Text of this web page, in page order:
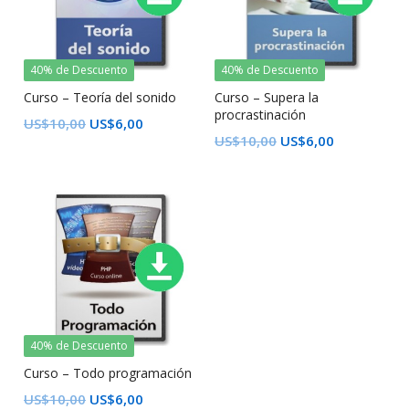
40% de Descuento
Curso – Teoría del sonido
US$10,00 US$6,00
40% de Descuento
Curso – Supera la
procrastinación
US$10,00 US$6,00
40% de Descuento
Curso – Todo programación
US$10,00 US$6,00